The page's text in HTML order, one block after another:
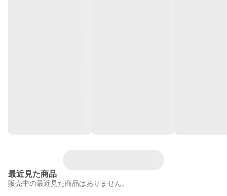
最近見た商品
販売中の最近見た商品はありません。